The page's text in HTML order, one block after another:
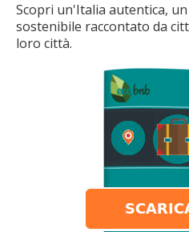
Scopri un'Italia autentica,
sostenibile raccontato da
loro città.